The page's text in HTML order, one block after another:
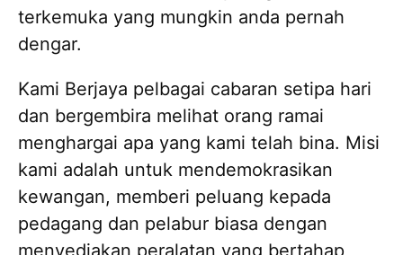
terkemuka yang mungkin anda pernah
dengar.
Kami Berjaya pelbagai cabaran setipa hari
dan bergembira melihat orang ramai
menghargai apa yang kami telah bina. Misi
kami adalah untuk mendemokrasikan
kewangan, memberi peluang kepada
pedagang dan pelabur biasa dengan
menyediakan peralatan yang bertahap